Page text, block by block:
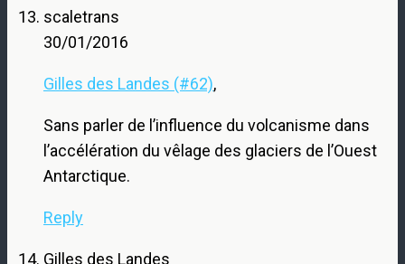
scaletrans
30/01/2016
Gilles des Landes (#62),
Sans parler de l’influence du volcanisme dans
l’accélération du vêlage des glaciers de l’Ouest
Antarctique.
Reply
Gilles des Landes